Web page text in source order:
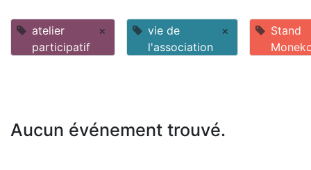
atelier
participatif
×
vie de
l'association
×
Stand
Aucun événement trouvé.